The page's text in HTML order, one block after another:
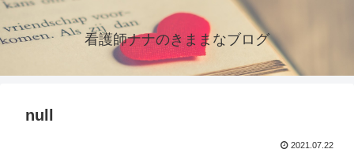
看護師ナナのきままなブログ
null
2021.07.22